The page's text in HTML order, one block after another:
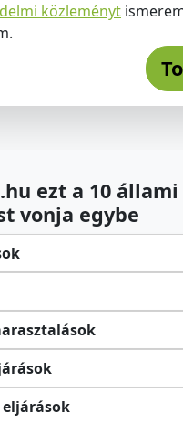
közleményt
ezt a 10 állami
vonja egybe
eljárások